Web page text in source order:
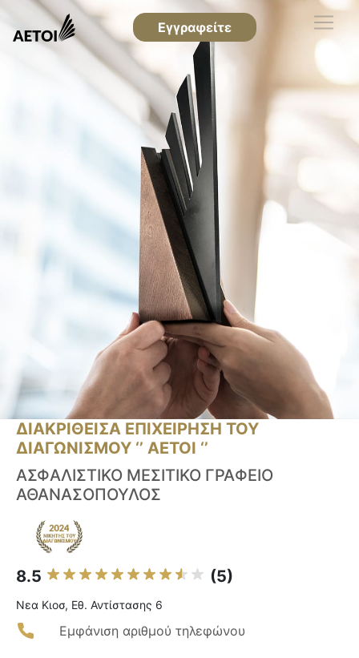
Εγγραφείτε
ΔΙΑΚΡΙΘΕΙΣΑ ΕΠΙΧΕΙΡΗΣΗ ΤΟΥ
ΔΙΑΓΩΝΙΣΜΟΥ ‘’ ΑΕΤΟΙ ‘’
ΑΣΦΑΛΙΣΤΙΚΟ ΜΕΣΙΤΙΚΟ ΓΡΑΦΕΙΟ
ΑΘΑΝΑΣΟΠΟΥΛΟΣ
8.5 (5)
Νεα Κιοσ, Εθ. Αντίστασης 6
Εμφάνιση αριθμού τηλεφώνου